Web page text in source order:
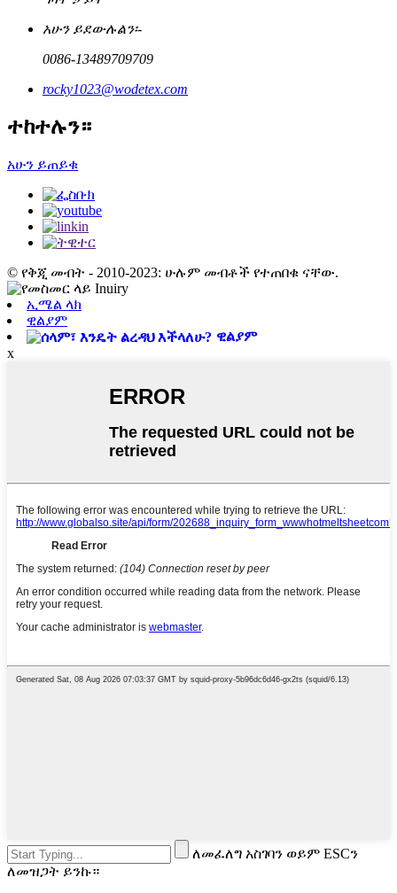
አሁን ይደውሉልን፡-
0086-13489709709
rocky1023@wodetex.com
ተከተሉን።
አሁን ይጠይቁ
© የቅጂ መብት - 2010-2023: ሁሉም መብቶች የተጠበቁ ናቸው.
ኢሜል ላክ
ዊልያም
ዊልያም
x
ለመፈለግ አስገባን ወይም ESCን
ለመዝጋት ይንኩ።